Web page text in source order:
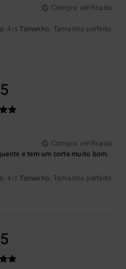
Compra verificada
: 4 /5 Tamanho: Tamanho perfeito
Compra verificada
e tem um corte muito bom.
: 4 /5 Tamanho: Tamanho perfeito